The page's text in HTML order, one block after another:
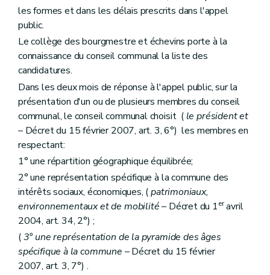
Art. 222
Art. 223
Art. 224
Sous-section 4 Gestion de l'Institut
Sous-section 5
Commission consultative
Art. 226
Art. 227
Sous-section 6 Personnel
Art. 228
Chapitre III
Art. 230
Titre III Du petit patrimoine populaire
Art. 231
Titre IV De l'archéologie
Chapitre premier Des définitions
Art. 232
Chapitre II
Des mesures de protection
Art. 233
Art. 234
Art. 235
les formes et dans les délais prescrits dans l'appel
public.
Le collège des bourgmestre et échevins porte à la
connaissance du conseil communal la liste des
candidatures.
Dans les deux mois de réponse à l'appel public, sur la
présentation d'un ou de plusieurs membres du conseil
communal, le conseil communal choisit ( le président et
– Décret du 15 février 2007, art. 3, 6°) les membres en
respectant:
1° une répartition géographique équilibrée;
2° une représentation spécifique à la commune des
intérêts sociaux, économiques, (patrimoniaux,
environnementaux et de mobilité– Décret du 1eravril
2004, art. 34, 2°) ;
(3° une représentation de la pyramide des âges
spécifique à la commune – Décret du 15 février
2007, art. 3, 7°) .